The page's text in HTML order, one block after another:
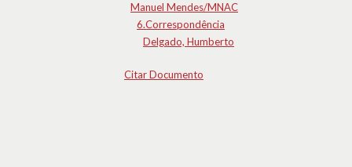
Manuel Mendes/MNAC
6.Correspondência
Delgado, Humberto
Citar Documento